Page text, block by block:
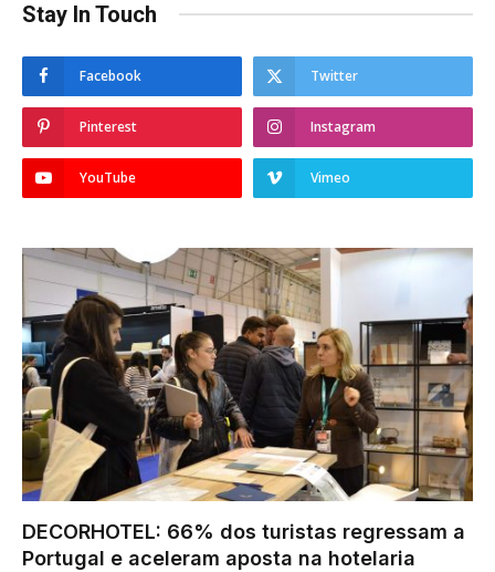
Stay In Touch
Facebook Twitter
Pinterest Instagram
YouTube Vimeo
DECORHOTEL: 66% dos turistas regressam a
Portugal e aceleram aposta na hotelaria